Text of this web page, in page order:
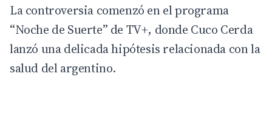
La controversia comenzó en el programa
“Noche de Suerte” de TV+, donde Cuco Cerda
lanzó una delicada hipótesis relacionada con la
salud del argentino.